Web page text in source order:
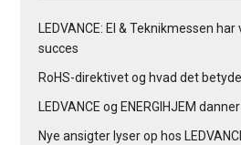
LEDVANCE: El & Teknikmessen
succes
RoHS-direktivet og hvad det
LEDVANCE og ENERGIHJEM
Nye ansigter lyser op hos